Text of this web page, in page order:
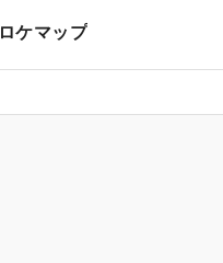
ロケマップ